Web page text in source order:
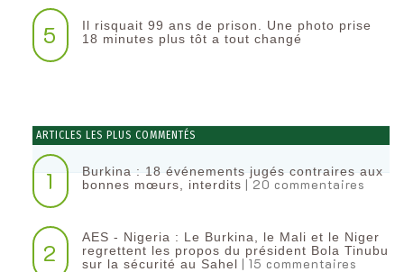
5
Il risquait 99 ans de prison. Une photo prise
18 minutes plus tôt a tout changé
ARTICLES LES PLUS COMMENTÉS
1
Burkina : 18 événements jugés contraires aux
bonnes mœurs, interdits | 20 commentaires
2
AES - Nigeria : Le Burkina, le Mali et le Niger
regrettent les propos du président Bola Tinubu
sur la sécurité au Sahel | 15 commentaires